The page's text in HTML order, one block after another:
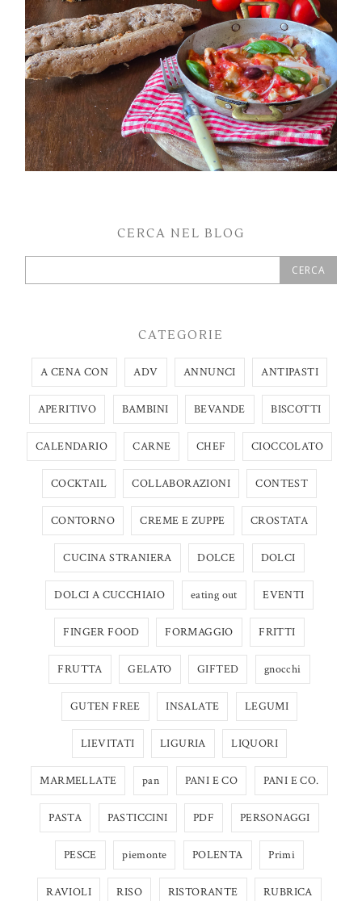
CERCA NEL BLOG
CATEGORIE
A CENA CON ADV ANNUNCI ANTIPASTI
APERITIVO BAMBINI BEVANDE BISCOTTI
CALENDARIO CARNE CHEF CIOCCOLATO
COCKTAIL COLLABORAZIONI CONTEST
CONTORNO CREME E ZUPPE CROSTATA
CUCINA STRANIERA DOLCE DOLCI
DOLCI A CUCCHIAIO eating out EVENTI
FINGER FOOD FORMAGGIO FRITTI
FRUTTA GELATO GIFTED gnocchi
GUTEN FREE INSALATE LEGUMI
LIEVITATI LIGURIA LIQUORI
MARMELLATE pan PANI E CO PANI E CO.
PASTA PASTICCINI PDF PERSONAGGI
PESCE piemonte POLENTA Primi
RAVIOLI RISO RISTORANTE RUBRICA